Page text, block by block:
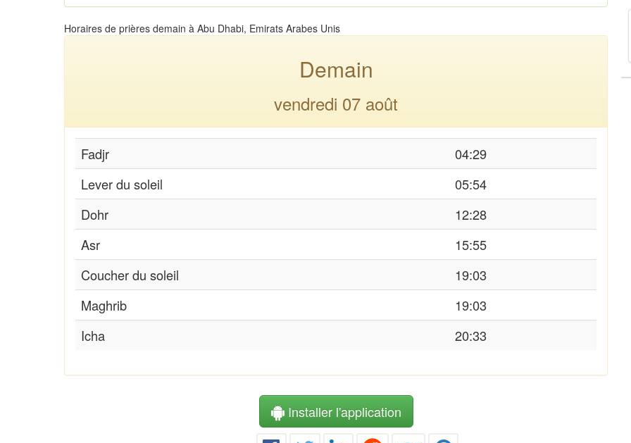
Horaires de prières demain à Abu Dhabi, Emirats Arabes Unis
Demain
vendredi 07 août
Fadjr
04:29
Lever du soleil
05:54
Dohr
12:28
Asr
15:55
Coucher du soleil
19:03
Maghrib
19:03
Icha
20:33
Installer l'application